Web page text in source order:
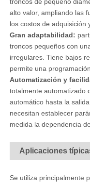
alto valor, ampliando las
los costos de adquisición
Gran adaptabilidad:
troncos pequeños con
irregulares. Tiene bajos
permite una
Automatización y
totalmente automatizado
automático hasta la
necesitan establecer
medida la dependencia
Aplicaciones
Se utiliza principalmente